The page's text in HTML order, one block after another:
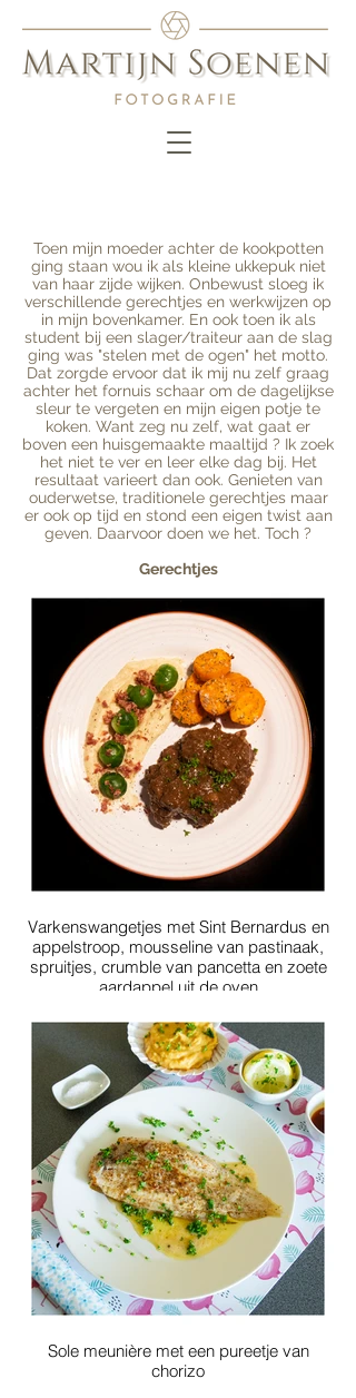
Toen mijn moeder achter de kookpotten
ging staan wou ik als kleine ukkepuk niet
van haar zijde wijken. Onbewust sloeg ik
verschillende gerechtjes en werkwijzen op
in mijn bovenkamer. En ook toen ik als
student bij een slager/traiteur aan de slag
ging was "stelen met de ogen" het motto.
Dat zorgde ervoor dat ik mij nu zelf graag
achter het fornuis schaar om de dagelijkse
sleur te vergeten en mijn eigen potje te
koken. Want zeg nu zelf, wat gaat er
boven een huisgemaakte maaltijd ? Ik zoek
het niet te ver en leer elke dag bij. Het
resultaat varieert dan ook. Genieten van
ouderwetse, traditionele gerechtjes maar
er ook op tijd en stond een eigen twist aan
geven. Daarvoor doen we het. Toch ?
Gerechtjes
Varkenswangetjes met Sint Bernardus en
appelstroop, mousseline van pastinaak,
spruitjes, crumble van pancetta en zoete
aardappel uit de oven
Sole meunière met een pureetje van
chorizo